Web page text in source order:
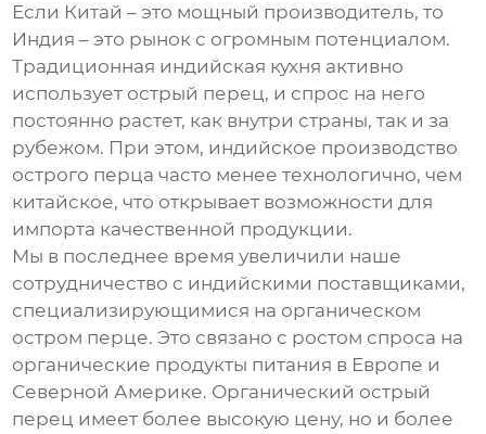
Если Китай – это мощный производитель, то
Индия – это рынок с огромным потенциалом.
Традиционная индийская кухня активно
использует острый перец, и спрос на него
постоянно растет, как внутри страны, так и за
рубежом. При этом, индийское производство
острого перца часто менее технологично, чем
китайское, что открывает возможности для
импорта качественной продукции.
Мы в последнее время увеличили наше
сотрудничество с индийскими поставщиками,
специализирующимися на органическом
остром перце. Это связано с ростом спроса на
органические продукты питания в Европе и
Северной Америке. Органический острый
перец имеет более высокую цену, но и более